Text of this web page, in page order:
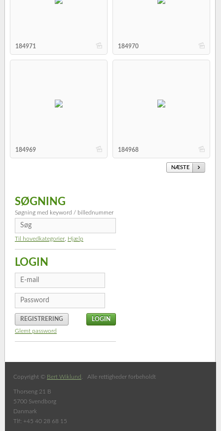
b
184971 b
184970
b
184969 b
184968
NÆSTE
SØGNING
Søgning med keyword / billednummer
Til hovedkategorier Hjælp
LOGIN
REGISTRERING
Glemt password
Copyright © Bert Wiklund . Alle rettigheder forbeholdt
Thorseng 21 B
5700 Svendborg
Danmark
Tlf: +45 40 28 68 15